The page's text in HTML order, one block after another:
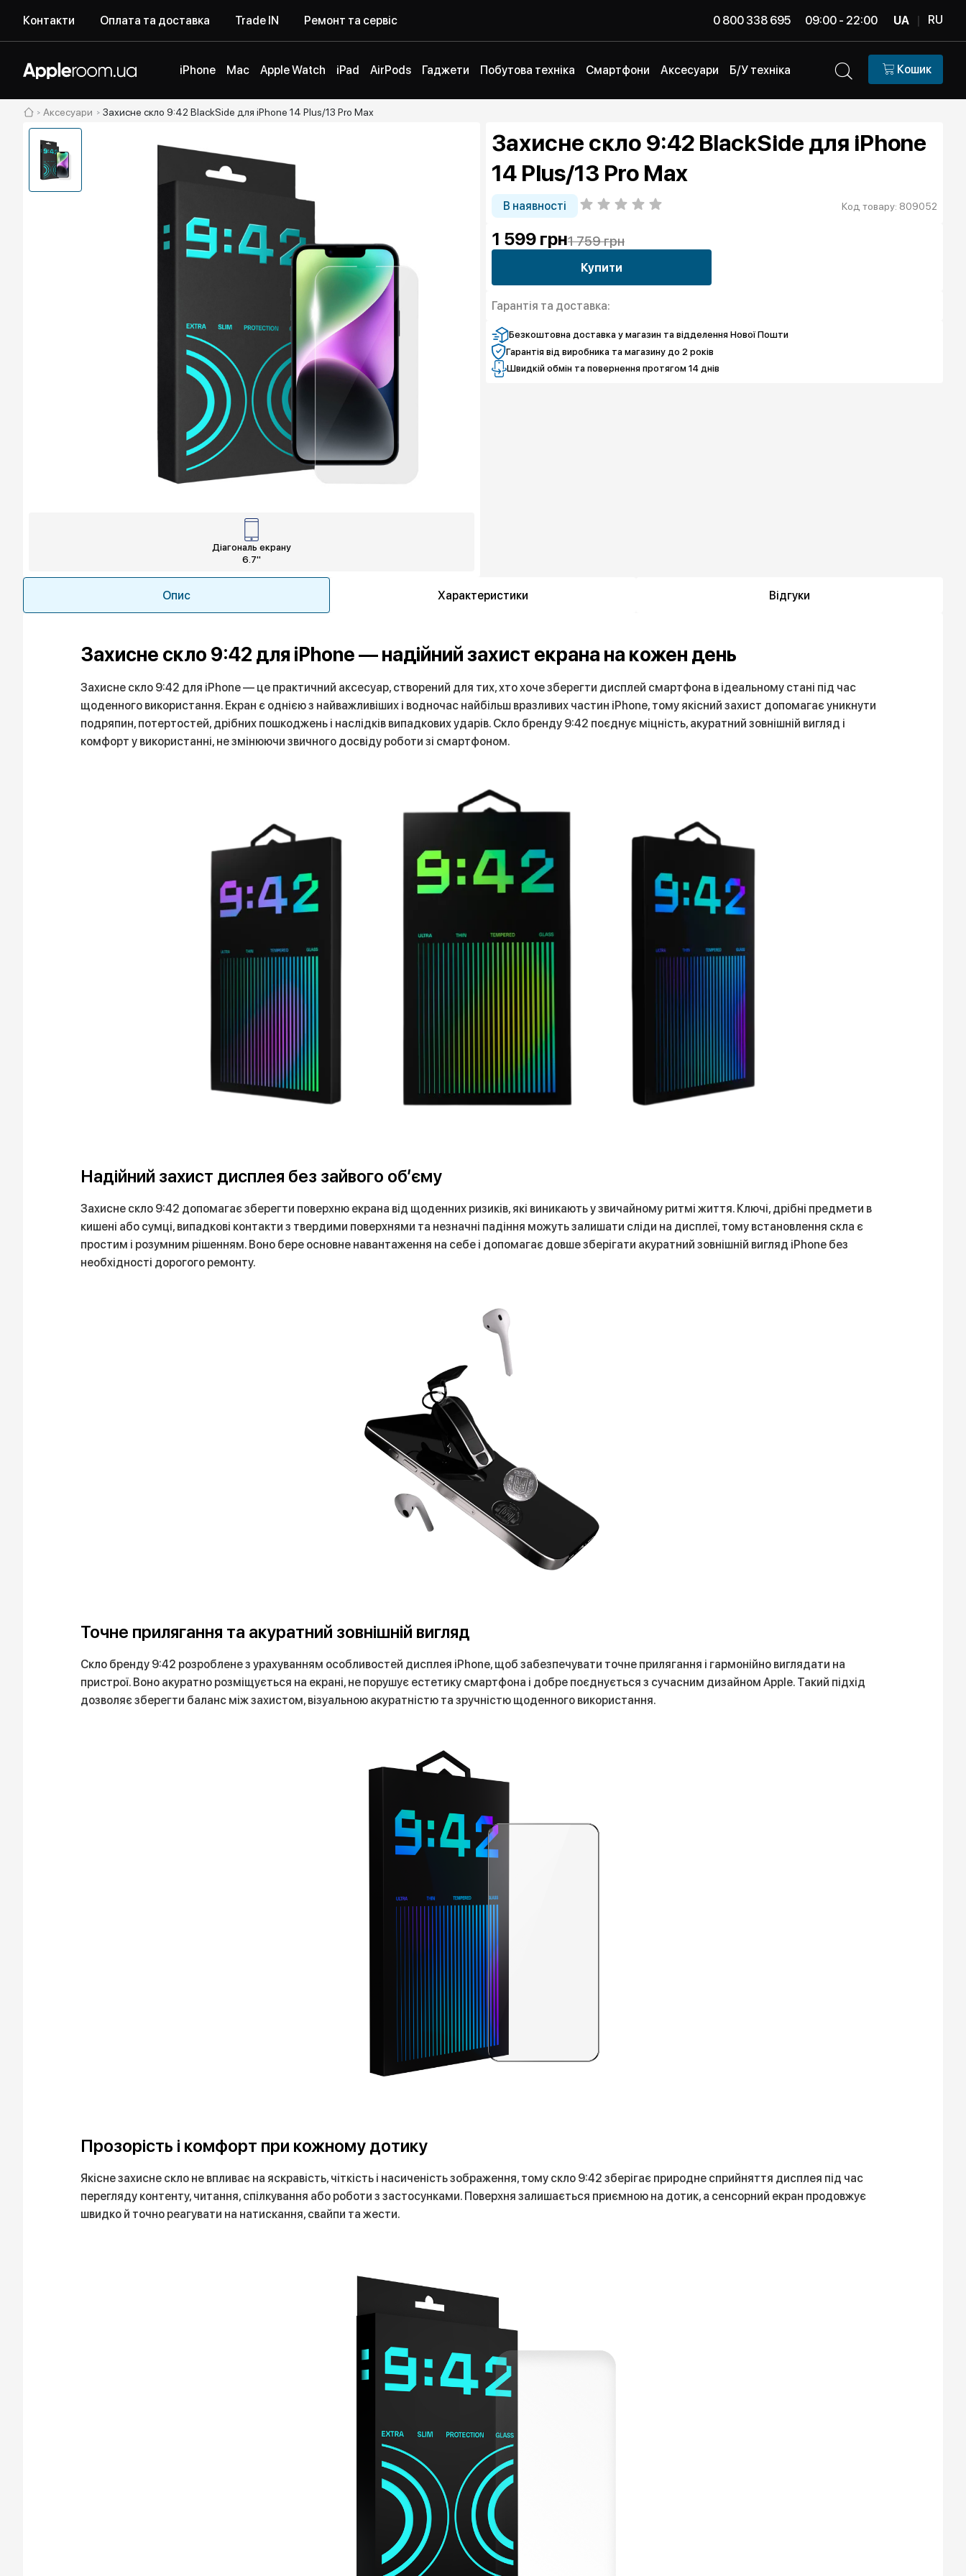
Контакти Оплата та доставка Trade IN Ремонт та сервіс 0 800 338 695 09:00 - 22:00 UA | RU
iPhone Mac Apple Watch iPad AirPods Гаджети Побутова техніка Смартфони Аксесуари Б/У техніка Кошик
Аксесуари Захисне скло 9:42 BlackSide для iPhone 14 Plus/13 Pro Max
Діагональ екрану
6.7"
Захисне скло 9:42 BlackSide для iPhone
14 Plus/13 Pro Max
В наявності Код товару: 809052
1 599 грн1 759 грн
Купити
Гарантія та доставка:
Безкоштовна доставка у магазин та відделення Нової Пошти
Гарантія від виробника та магазину до 2 років
Швидкій обмін та повернення протягом 14 днів
Опис Характеристики Відгуки
Захисне скло 9:42 для iPhone — надійний захист екрана на кожен день
Захисне скло 9:42 для iPhone — це практичний аксесуар, створений для тих, хто хоче зберегти дисплей смартфона в ідеальному стані під час
щоденного використання. Екран є однією з найважливіших і водночас найбільш вразливих частин iPhone, тому якісний захист допомагає уникнути
подряпин, потертостей, дрібних пошкоджень і наслідків випадкових ударів. Скло бренду 9:42 поєднує міцність, акуратний зовнішній вигляд і
комфорт у використанні, не змінюючи звичного досвіду роботи зі смартфоном.
Надійний захист дисплея без зайвого об’єму
Захисне скло 9:42 допомагає зберегти поверхню екрана від щоденних ризиків, які виникають у звичайному ритмі життя. Ключі, дрібні предмети в
кишені або сумці, випадкові контакти з твердими поверхнями та незначні падіння можуть залишати сліди на дисплеї, тому встановлення скла є
простим і розумним рішенням. Воно бере основне навантаження на себе і допомагає довше зберігати акуратний зовнішній вигляд iPhone без
необхідності дорогого ремонту.
Точне прилягання та акуратний зовнішній вигляд
Скло бренду 9:42 розроблене з урахуванням особливостей дисплея iPhone, щоб забезпечувати точне прилягання і гармонійно виглядати на
пристрої. Воно акуратно розміщується на екрані, не порушує естетику смартфона і добре поєднується з сучасним дизайном Apple. Такий підхід
дозволяє зберегти баланс між захистом, візуальною акуратністю та зручністю щоденного використання.
Прозорість і комфорт при кожному дотику
Якісне захисне скло не впливає на яскравість, чіткість і насиченість зображення, тому скло 9:42 зберігає природне сприйняття дисплея під час
перегляду контенту, читання, спілкування або роботи з застосунками. Поверхня залишається приємною на дотик, а сенсорний екран продовжує
швидко й точно реагувати на натискання, свайпи та жести.